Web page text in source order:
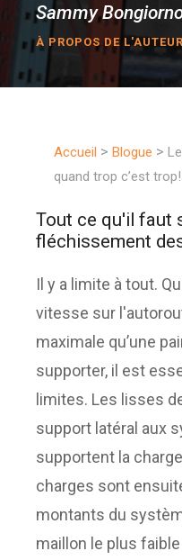
Sammy
À PROPOS DE L'AUTEUR
Accueil > Blogue >
quand trop c’est trop!
Tout ce qu'il faut
fléchissement
Il y a limite à tout.
vitesse sur
maximale qu’une
supporter, il est
limites. Les lisses
support latéral aux
supportent la
charges sont
montants du
maillon le plus